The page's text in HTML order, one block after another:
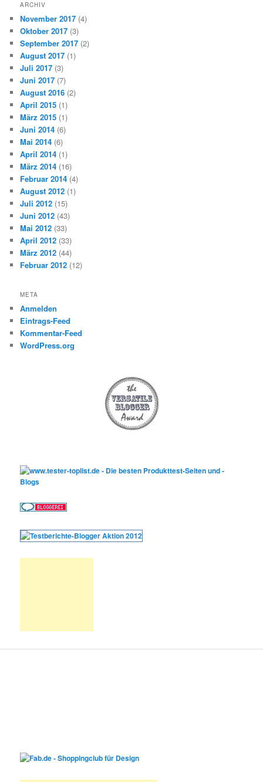
ARCHIV
November 2017 (4)
Oktober 2017 (3)
September 2017 (2)
August 2017 (1)
Juli 2017 (3)
Juni 2017 (7)
August 2016 (2)
April 2015 (1)
März 2015 (1)
Juni 2014 (6)
Mai 2014 (6)
April 2014 (1)
März 2014 (16)
Februar 2014 (4)
August 2012 (1)
Juli 2012 (15)
Juni 2012 (43)
Mai 2012 (33)
April 2012 (33)
März 2012 (44)
Februar 2012 (12)
META
Anmelden
Eintrags-Feed
Kommentar-Feed
WordPress.org